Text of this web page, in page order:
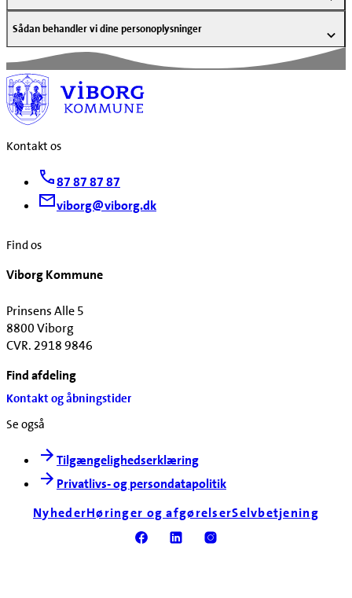
Sådan behandler vi dine personoplysninger
Kontakt os
87 87 87 87
viborg@viborg.dk
Find os
Viborg Kommune
Prinsens Alle 5
8800 Viborg
CVR. 2918 9846
Find afdeling
Kontakt og åbningstider
Se også
Tilgængelighedserklæring
Privatlivs- og persondatapolitik
NyhederHøringer og afgørelserSelvbetjening